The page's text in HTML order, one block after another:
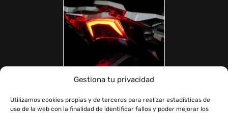
Gestiona tu privacidad
Utilizamos cookies propias y de terceros para realizar estadísticas de
uso de la web con la finalidad de identificar fallos y poder mejorar los
ILUMINACIÓN FULL LED
delantero, intermitentes y piloto trasero.